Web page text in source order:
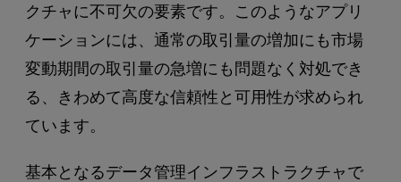
クチャに不可欠の要素です。このようなアプリ
ケーションには、通常の取引量の増加にも市場
変動期間の取引量の急増にも問題なく対処でき
る、きわめて高度な信頼性と可用性が求められ
ています。
基本となるデータ管理インフラストラクチャで